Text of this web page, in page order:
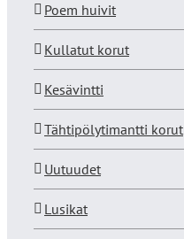
Poem huivit
Kullatut korut
Kesävintti
Tähtipölytimantti korut
Uutuudet
Lusikat